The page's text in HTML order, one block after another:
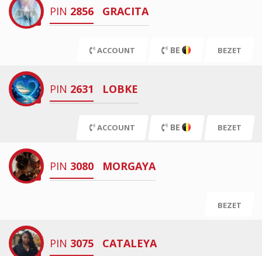
PIN 2856 GRACITA
ACCOUNT BE BEZET
PIN 2631 LOBKE
ACCOUNT BE BEZET
PIN 3080 MORGAYA
BEZET
PIN 3075 CATALEYA